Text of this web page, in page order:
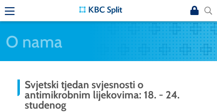
O nama
Svjetski tjedan svjesnosti o
antimikrobnim lijekovima: 18. - 24.
studenog